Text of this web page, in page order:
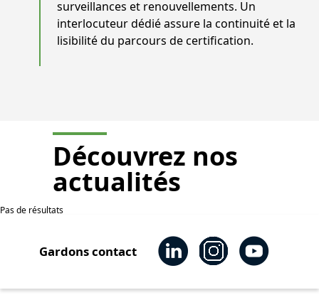
surveillances et renouvellements. Un
interlocuteur dédié assure la continuité et la
lisibilité du parcours de certification.
Découvrez nos
actualités
Pas de résultats
Gardons contact